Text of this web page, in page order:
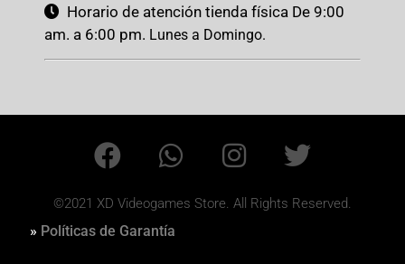
Horario de atención tienda física De 9:00
am. a 6:00 pm. Lunes a Domingo.
©2021 XD Videogames Store. All Rights Reserved.
» Políticas de Garantía